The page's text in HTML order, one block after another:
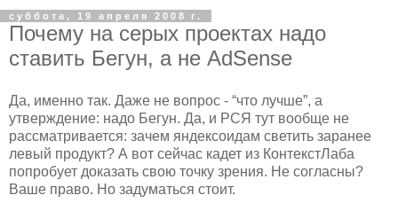
суббота, 19 апреля 2008 г.
Почему на серых проектах надо
ставить Бегун, а не AdSense
Да, именно так. Даже не вопрос - “что лучше”, а
утверждение: надо Бегун. Да, и РСЯ тут вообще не
рассматривается: зачем яндексоидам светить заранее
левый продукт? А вот сейчас кадет из КонтекстЛаба
попробует доказать свою точку зрения. Не согласны?
Ваше право. Но задуматься стоит.